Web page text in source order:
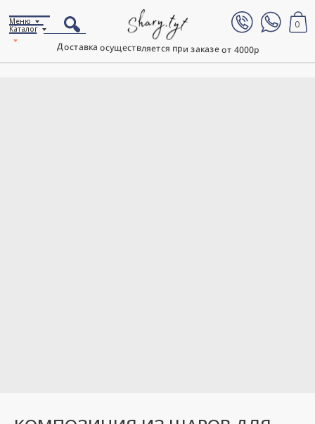
Доставка осуществляется при заказе от 4000р
0
Каталог
Меню